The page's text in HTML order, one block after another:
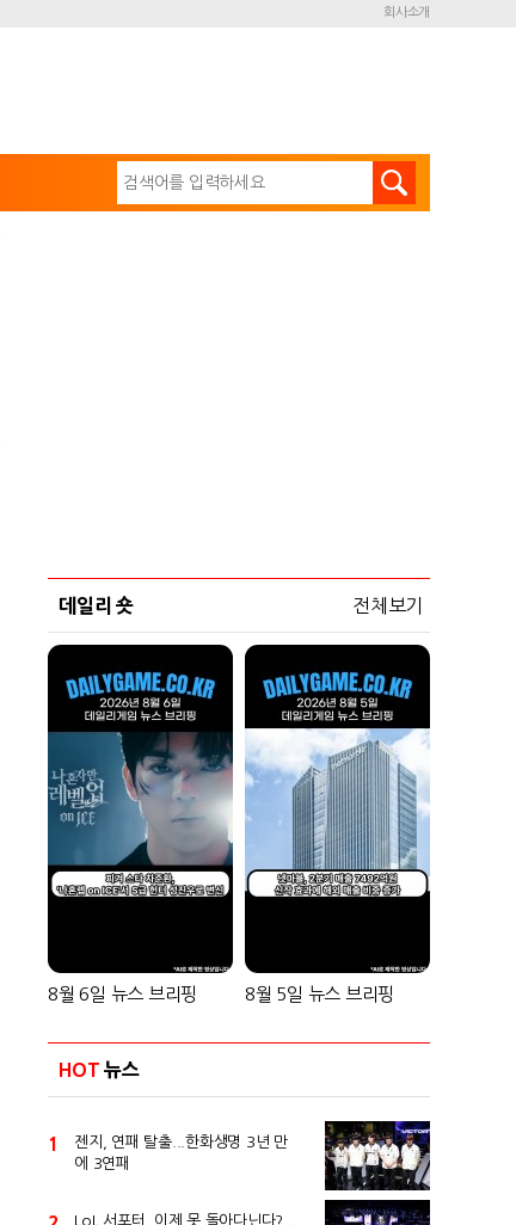
회사소개
데일리 숏 전체보기
8월 6일 뉴스 브리핑 8월 5일 뉴스 브리핑
HOT 뉴스
1
젠지, 연패 탈출...한화생명 3년 만
에 3연패
LoL 서포터, 이제 못 돌아다닌다?...